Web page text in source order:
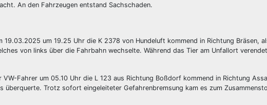
An den Fahrzeugen entstand Sachschaden.
19.03.2025 um 19.25 Uhr die K 2378 von Hundeluft kommend in Richtung Bräsen,
von links über die Fahrbahn wechselte. Während das Tier am Unfallort
Fahrer um 05.10 Uhr die L 123 aus Richtung Boßdorf kommend in Richtung
überquerte. Trotz sofort eingeleiteter Gefahrenbremsung kam es zum